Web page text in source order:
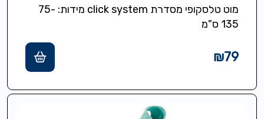
מוט טלסקופי מסדרת click system מידות: 75-
135 ס"מ
₪79